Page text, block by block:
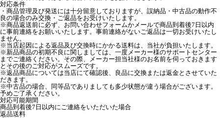
対応条件
・商品管理及び発送には十分留意しておりますが、誤納品・中古品の動作不
良の場合のみ交換・ご返品をお受けいたします。
※商品返送前に必ず、お問い合わせフォームかメールで商品到着後7日以内
に事前連絡をお願いいたします。事前連絡がないご返品は一切お受けいたし
ません。
※当店起因による返品及び交換時にかかる送料は、当社が負担いたします。
※新品商品の初期不良に関しましては、一度メーカー様のサポートセンター
までご連絡ください。その際、メーカー担当社様のお名前を伺っておきます
とその後のご対応がスムーズです。
※返品商品については当店にて確認後、良品に交換または返金とさせていた
だきます。
※中古品の場合、同等品でありましても多少状態が違う場合がございます。
予めご了承ください。
対応可能期間
商品到着後7日以内にご連絡をいただいた場合
返品送料